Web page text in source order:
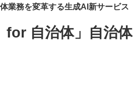
業務を変革する生成AI新サービス
for 自治体」自治体